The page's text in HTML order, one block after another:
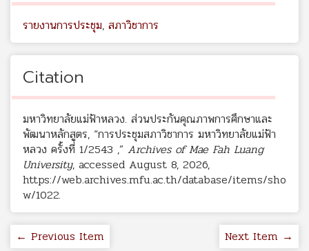
รายงานการประชุม, สภาวิชาการ
Citation
มหาวิทยาลัยแม่ฟ้าหลวง. ส่วนประกันคุณภาพการศึกษาและ
พัฒนาหลักสูตร, “การประชุมสภาวิชาการ มหาวิทยาลัยแม่ฟ้า
หลวง ครั้งที่ 1/2543 ,” Archives of Mae Fah Luang
University, accessed August 8, 2026,
https://web.archives.mfu.ac.th/database/items/sho
w/1022.
← Previous Item Next Item →